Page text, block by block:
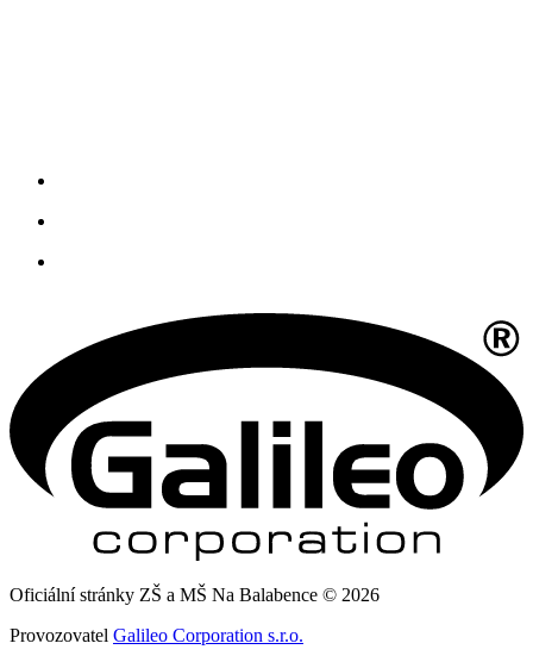
Oficiální stránky ZŠ a MŠ Na Balabence © 2026
Provozovatel Galileo Corporation s.r.o.